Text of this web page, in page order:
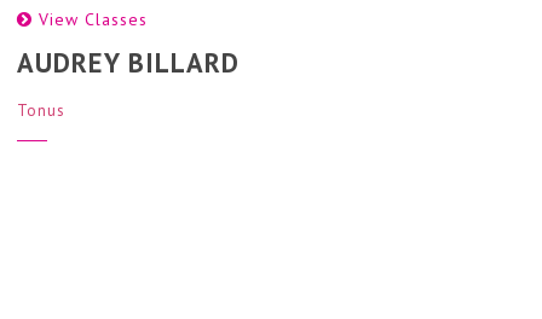
View Classes
AUDREY BILLARD
Tonus